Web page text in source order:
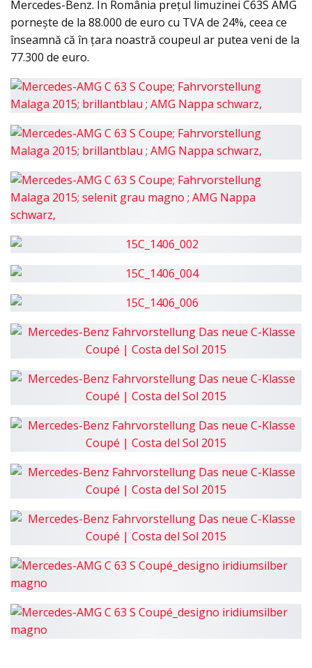
Mercedes-Benz. În România prețul limuzinei C63S AMG
pornește de la 88.000 de euro cu TVA de 24%, ceea ce
înseamnă că în țara noastră coupeul ar putea veni de la
77.300 de euro.